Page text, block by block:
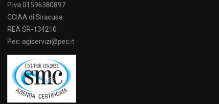
P.iva 01596380897
CCIAA di Siracusa
REA SR-134210
Pec: agiservizi@pec.it